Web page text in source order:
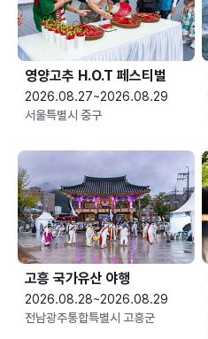
영양고추 H.O.T 페스티벌
2026.08.27~2026.08.29
서울특별시 중구
고흥 국가유산 야행
2026.08.28~2026.08.29
전남광주통합특별시 고흥군